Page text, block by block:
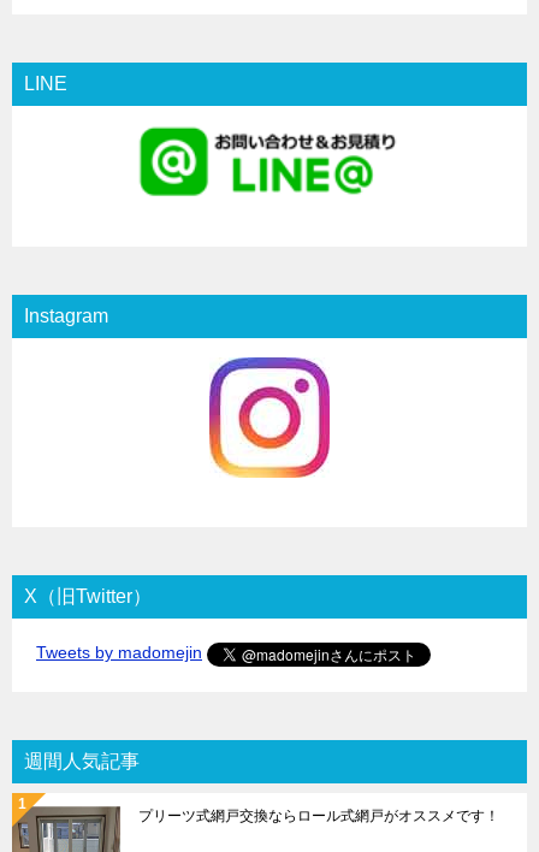
LINE
Instagram
X（旧Twitter）
Tweets by madomejin
週間人気記事
プリーツ式網戸交換ならロール式網戸がオススメです！